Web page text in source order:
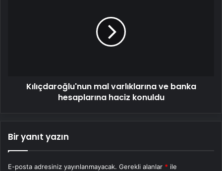
Kılıçdaroğlu'nun mal varlıklarına ve banka
hesaplarına haciz konuldu
Bir yanıt yazın
E-posta adresiniz yayınlanmayacak. Gerekli alanlar * ile